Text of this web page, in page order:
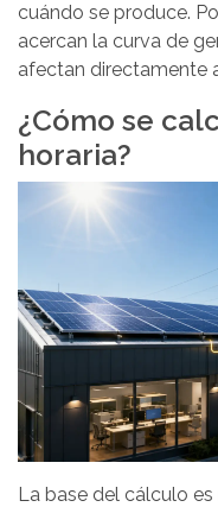
cuándo se produce.
acercan la curva de
afectan directamente
¿Cómo se
horaria?
La base del cálculo